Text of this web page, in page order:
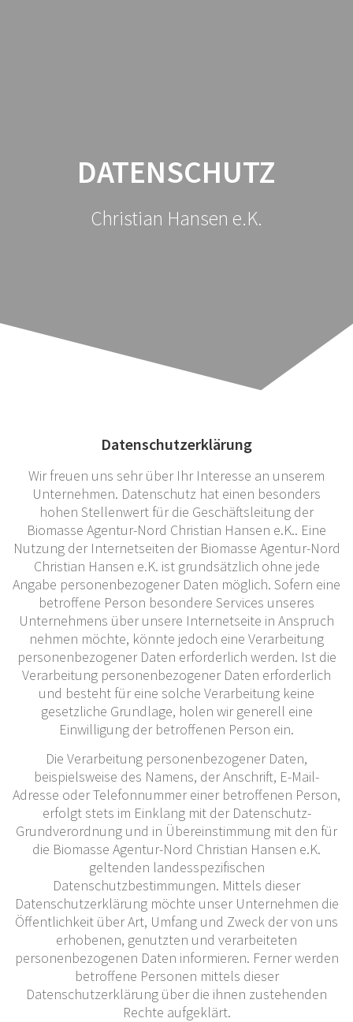
DATENSCHUTZ
Christian Hansen e.K.
Datenschutzerklärung
Wir freuen uns sehr über Ihr Interesse an unserem
Unternehmen. Datenschutz hat einen besonders
hohen Stellenwert für die Geschäftsleitung der
Biomasse Agentur-Nord Christian Hansen e.K.. Eine
Nutzung der Internetseiten der Biomasse Agentur-Nord
Christian Hansen e.K. ist grundsätzlich ohne jede
Angabe personenbezogener Daten möglich. Sofern eine
betroffene Person besondere Services unseres
Unternehmens über unsere Internetseite in Anspruch
nehmen möchte, könnte jedoch eine Verarbeitung
personenbezogener Daten erforderlich werden. Ist die
Verarbeitung personenbezogener Daten erforderlich
und besteht für eine solche Verarbeitung keine
gesetzliche Grundlage, holen wir generell eine
Einwilligung der betroffenen Person ein.
Die Verarbeitung personenbezogener Daten,
beispielsweise des Namens, der Anschrift, E-Mail-
Adresse oder Telefonnummer einer betroffenen Person,
erfolgt stets im Einklang mit der Datenschutz-
Grundverordnung und in Übereinstimmung mit den für
die Biomasse Agentur-Nord Christian Hansen e.K.
geltenden landesspezifischen
Datenschutzbestimmungen. Mittels dieser
Datenschutzerklärung möchte unser Unternehmen die
Öffentlichkeit über Art, Umfang und Zweck der von uns
erhobenen, genutzten und verarbeiteten
personenbezogenen Daten informieren. Ferner werden
betroffene Personen mittels dieser
Datenschutzerklärung über die ihnen zustehenden
Rechte aufgeklärt.